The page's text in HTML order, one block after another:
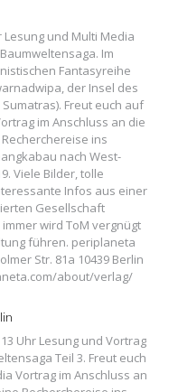
Lesung und Multi Media
Im
Fantasyreihe
der Insel des
Freut euch auf
im Anschluss an die
ins
nach West-
Viele Bilder, tolle
Infos aus einer
Gesellschaft
wird ToM vergnügt
führen. periplaneta
Str. 81a 10439 Berlin
about/verlag/
Uhr Lesung und Vortrag
Teil 3. Freut euch
Vortrag im Anschluss an